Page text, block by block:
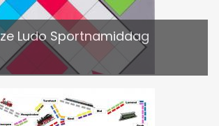
Ludo Sportnamiddag